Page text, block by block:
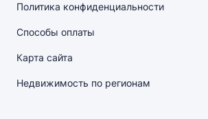
Политика конфиденциальности
Способы оплаты
Карта сайта
Недвижимость по регионам